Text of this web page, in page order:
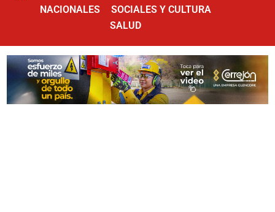
NACIONALES
SOCIALES Y CULTURA
SALUD